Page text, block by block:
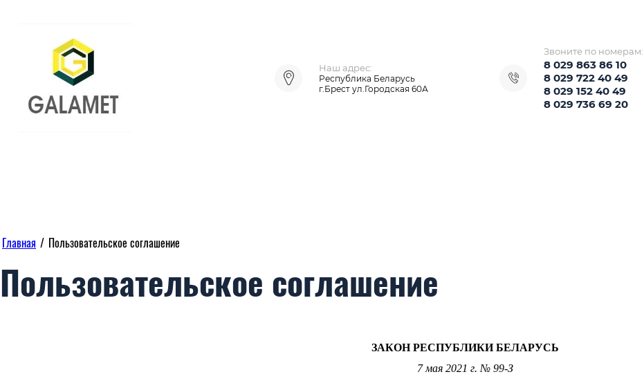
Наш адрес:
Республика Беларусь
г.Брест ул.Городская 60А
Звоните по номерам:
8 029 863 86 10
8 029 722 40 49
8 029 152 40 49
8 029 736 69 20
Главная / Пользовательское соглашение
Пользовательское соглашение
ЗАКОН РЕСПУБЛИКИ БЕЛАРУСЬ
7 мая 2021 г. № 99-З